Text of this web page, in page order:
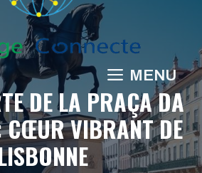
MENU
DE LA PRAÇA DA
CŒUR VIBRANT DE